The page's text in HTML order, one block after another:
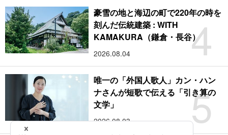
4
豪雪の地と海辺の町で220年の時を
刻んだ伝統建築 : WITH
KAMAKURA（鎌倉・長谷）
2026.08.04
5
唯一の「外国人歌人」カン・ハン
ナさんが短歌で伝える「引き算の
文学」
2026.08.03